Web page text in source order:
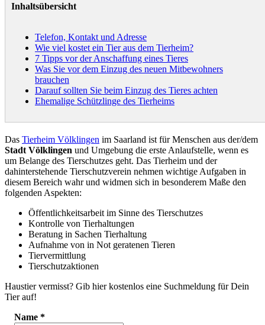
Inhaltsübersicht
Telefon, Kontakt und Adresse
Wie viel kostet ein Tier aus dem Tierheim?
7 Tipps vor der Anschaffung eines Tieres
Was Sie vor dem Einzug des neuen Mitbewohners
brauchen
Darauf sollten Sie beim Einzug des Tieres achten
Ehemalige Schützlinge des Tierheims
Das Tierheim Völklingen im Saarland ist für Menschen aus der/dem
Stadt Völklingen und Umgebung die erste Anlaufstelle, wenn es
um Belange des Tierschutzes geht. Das Tierheim und der
dahinterstehende Tierschutzverein nehmen wichtige Aufgaben in
diesem Bereich wahr und widmen sich in besonderem Maße den
folgenden Aspekten:
Öffentlichkeitsarbeit im Sinne des Tierschutzes
Kontrolle von Tierhaltungen
Beratung in Sachen Tierhaltung
Aufnahme von in Not geratenen Tieren
Tiervermittlung
Tierschutzaktionen
Haustier vermisst? Gib hier kostenlos eine Suchmeldung für Dein
Tier auf!
Name *